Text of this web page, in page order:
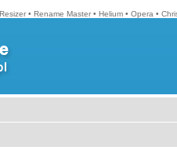
• Rename Master • Helium • Opera •